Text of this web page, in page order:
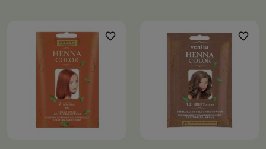
favorite_border favorite_border